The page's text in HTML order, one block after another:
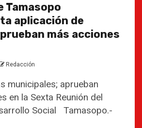
Tamasopo
aplicación de
más acciones
Redacción
municipales; aprueban
en la Sexta Reunión del
Social Tamasopo.-